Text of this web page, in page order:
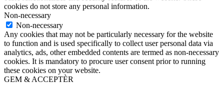
cookies do not store any personal information.
Non-necessary
Non-necessary
Any cookies that may not be particularly necessary for the website
to function and is used specifically to collect user personal data via
analytics, ads, other embedded contents are termed as non-necessary
cookies. It is mandatory to procure user consent prior to running
these cookies on your website.
GEM & ACCEPTÈR